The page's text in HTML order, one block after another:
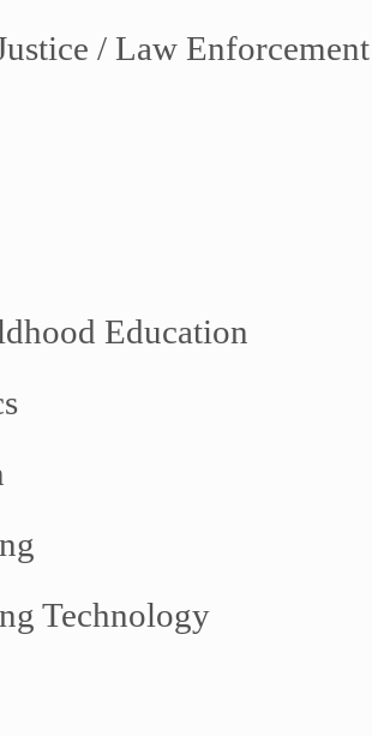
/ Law
Education
Technology